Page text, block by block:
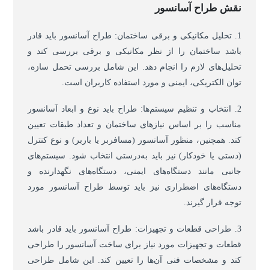
نقش طراح آسانسور
1. تحلیل مکانیکی و برقی ساختمان: طراح آسانسور باید قادر
باشد ساختمان را از نظر مکانیکی و برقی بررسی کند و
تحلیل‌های لازم را انجام دهد. این شامل بررسی تحمل سازه،
توان الکتریکی، ایمنی و مورد استفاده کاربران است.
2. انتخاب و تنظیم سیستم‌ها: طراح باید نوع و ابعاد آسانسور
مناسب را بر اساس نیازهای ساختمان و تعداد طبقات تعیین
کند. همچنین، منظور آسانسور (مسافربر یا باربر) و نوع کنترل
(دستی یا خودکار) نیز باید به‌درستی انتخاب شود. سیستم‌های
جانبی مانند دستگاه‌های ایمنی، دستگاه‌های نگهدارنده و
دستگاه‌های اضطراری نیز باید توسط طراح آسانسور مورد
توجه قرار گیرند.
3. طراحی قطعات و تجهیزات: طراح آسانسور باید قادر باشد
قطعات و تجهیزات مورد نیاز برای ساخت آسانسور را طراحی
کند و مشخصات فنی آن‌ها را تعیین کند. این شامل طراحی